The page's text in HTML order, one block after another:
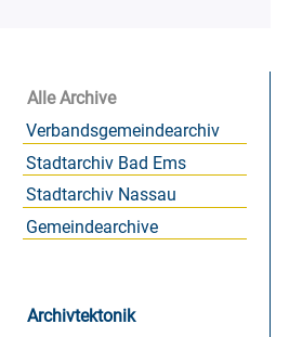
Alle Archive
Verbandsgemeindearchiv
Stadtarchiv Bad Ems
Stadtarchiv Nassau
Gemeindearchive
Archivtektonik